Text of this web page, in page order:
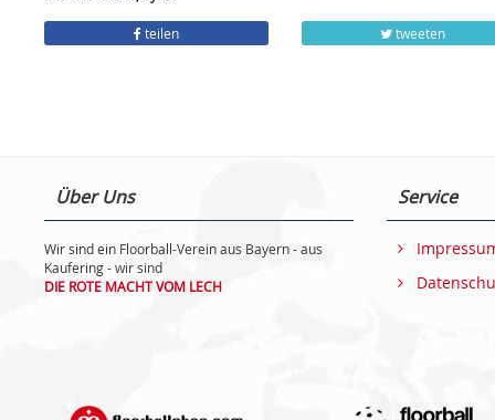
teilen tweeten
Über Uns
Wir sind ein Floorball-Verein aus Bayern - aus
Kaufering - wir sind
DIE ROTE MACHT VOM LECH
Service